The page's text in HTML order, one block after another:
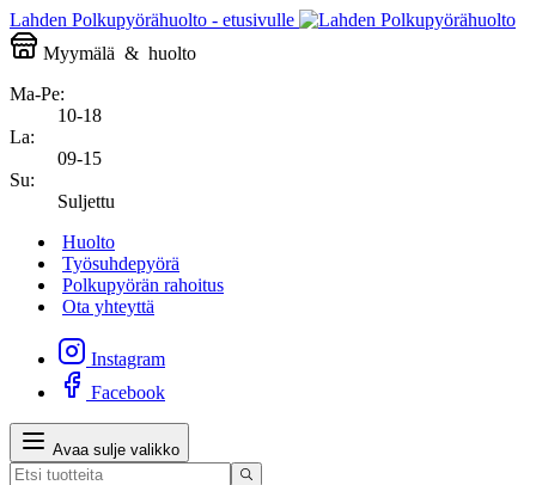
Lahden Polkupyörähuolto - etusivulle
Myymälä & huolto
Ma-Pe:
10-18
La:
09-15
Su:
Suljettu
Huolto
Työsuhdepyörä
Polkupyörän rahoitus
Ota yhteyttä
Instagram
Facebook
Avaa sulje valikko